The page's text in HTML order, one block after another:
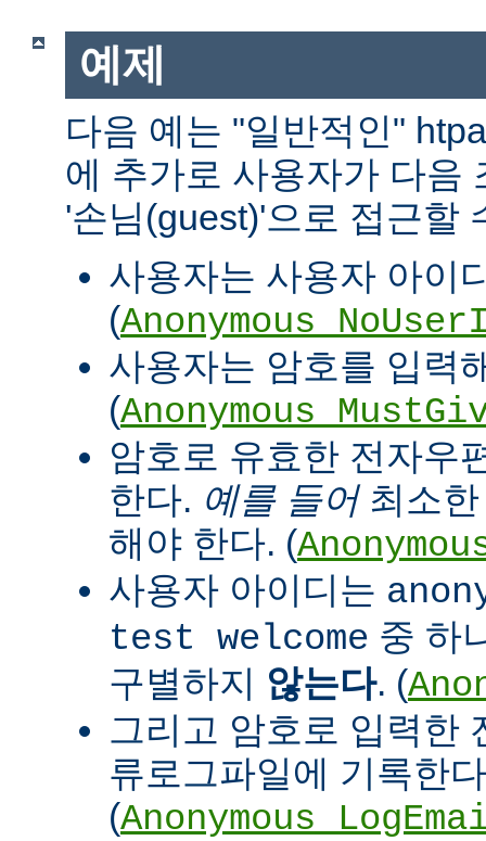
예제
다음 예는 "일반적인"
에 추가로 사용자가 다음
'손님(guest)'으로 접근할
사용자는 사용자 아이
(
사용자는 암호를 입력
(
암호로 유효한 전자우
한다. 예를 들어최소한
해야 한다. (
사용자 아이디는
test welcome 중 하
구별하지 않는다. (
그리고 암호로 입력한
류로그파일에 기록한
(